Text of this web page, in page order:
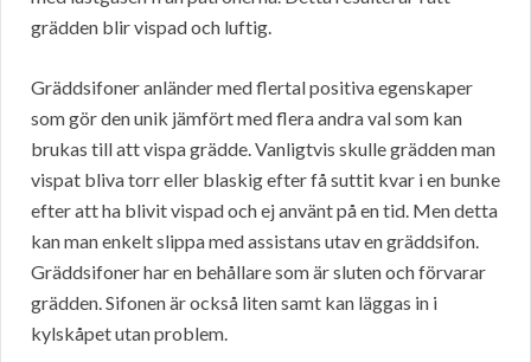
grädden blir vispad och luftig.
Gräddsifoner anländer med flertal positiva egenskaper
som gör den unik jämfört med flera andra val som kan
brukas till att vispa grädde. Vanligtvis skulle grädden man
vispat bliva torr eller blaskig efter få suttit kvar i en bunke
efter att ha blivit vispad och ej använt på en tid. Men detta
kan man enkelt slippa med assistans utav en gräddsifon.
Gräddsifoner har en behållare som är sluten och förvarar
grädden. Sifonen är också liten samt kan läggas in i
kylskåpet utan problem.